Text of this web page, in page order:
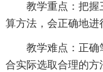
教学重点：把握
算方法，会正确地进
教学难点：正确
合实际选取合理的方